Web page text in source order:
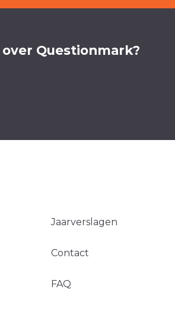
Questionmark?
Jaarverslagen
Contact
FAQ